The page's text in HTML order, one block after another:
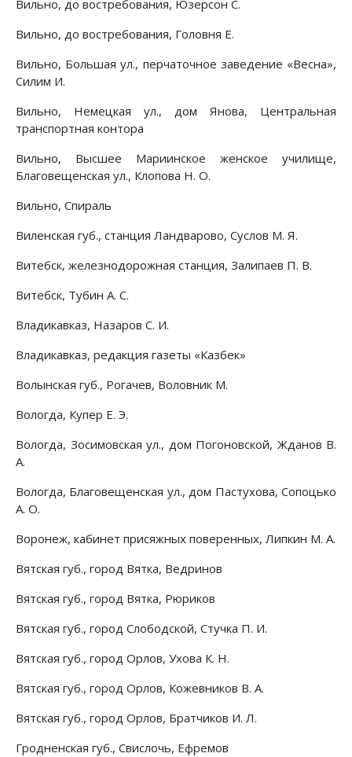
Вильно, до востребования, Юзерсон С.
Вильно, до востребования, Головня Е.
Вильно, Большая ул., перчаточное заведение «Весна»,
Силим И.
Вильно, Немецкая ул., дом Янова, Центральная
транспортная контора
Вильно, Высшее Мариинское женское училище,
Благовещенская ул., Клопова Н. О.
Вильно, Спираль
Виленская губ., станция Ландварово, Суслов М. Я.
Витебск, железнодорожная станция, Залипаев П. В.
Витебск, Тубин А. С.
Владикавказ, Назаров С. И.
Владикавказ, редакция газеты «Казбек»
Волынская губ., Рогачев, Воловник М.
Вологда, Купер Е. Э.
Вологда, Зосимовская ул., дом Погоновской, Жданов В.
А.
Вологда, Благовещенская ул., дом Пастухова, Сопоцько
А. О.
Воронеж, кабинет присяжных поверенных, Липкин М. А.
Вятская губ., город Вятка, Ведринов
Вятская губ., город Вятка, Рюриков
Вятская губ., город Слободской, Стучка П. И.
Вятская губ., город Орлов, Ухова К. Н.
Вятская губ., город Орлов, Кожевников В. А.
Вятская губ., город Орлов, Братчиков И. Л.
Гродненская губ., Свислочь, Ефремов